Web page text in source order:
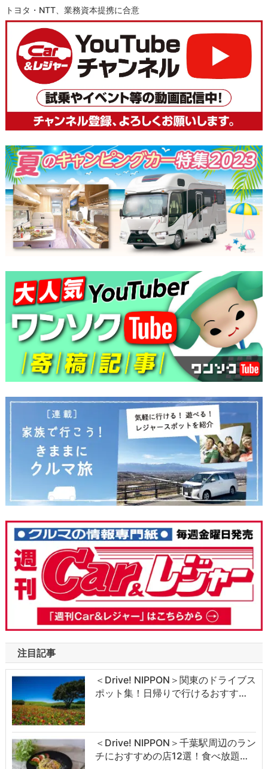
トヨタ・NTT、業務資本提携に合意
注目記事
＜Drive! NIPPON＞関東のドライブス
ポット集！日帰りで行けるおすす…
＜Drive! NIPPON＞千葉駅周辺のラン
チにおすすめの店12選！食べ放題…